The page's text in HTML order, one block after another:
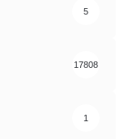
5
17808
1